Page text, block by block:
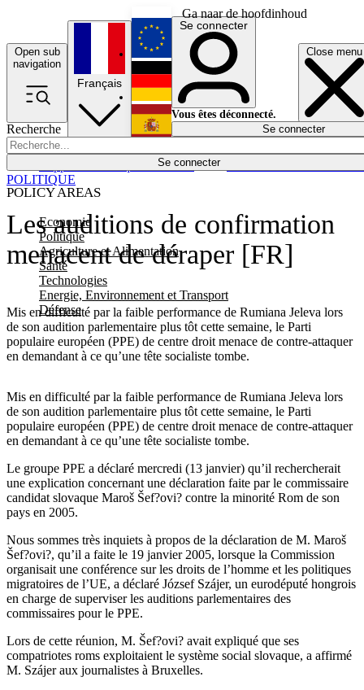
Ga naar de hoofdinhoud
Open sub
navigation
Close menu
Recherche
Se connecter
POLICY AREAS
Economie
Politique
Agriculture et Alimentation
Santé
Technologies
Energie, Environnement et Transport
Défense
Économie
Français
English
Deutsch
Español
Se connecter
Vous êtes déconnecté.
Se connecter
Les auditions de confirmation
menacent de déraper [FR]
Mis en difficulté par la faible performance de Rumiana Jeleva lors
de son audition parlementaire plus tôt cette semaine, le Parti
populaire européen (PPE) de centre droit menace de contre-attaquer
en demandant à ce qu’une tête socialiste tombe.
POLITIQUE
Mis en difficulté par la faible performance de Rumiana Jeleva lors
de son audition parlementaire plus tôt cette semaine, le Parti
populaire européen (PPE) de centre droit menace de contre-attaquer
en demandant à ce qu’une tête socialiste tombe.
Le groupe PPE a déclaré mercredi (13 janvier) qu’il rechercherait
une explication concernant une déclaration faite par le commissaire
candidat slovaque Maroš Šef?ovi? contre la minorité Rom de son
pays en 2005.
Nous sommes très inquiets à propos de la déclaration de M. Maroš
Šef?ovi?, qu’il a faite le 19 janvier 2005, lorsque la Commission
organisait une conférence sur les droits de l’homme et les politiques
migratoires de l’UE, a déclaré József Szájer, un eurodéputé hongrois
en charge de superviser les auditions parlementaires des
commissaires pour le PPE.
Lors de cette réunion, M. Šef?ovi? avait expliqué que ses
compatriotes roms exploitaient le système social slovaque, a affirmé
M. Szájer aux journalistes à Bruxelles.